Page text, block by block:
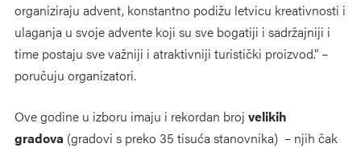
organiziraju advent, konstantno podižu letvicu kreativnosti i
ulaganja u svoje advente koji su sve bogatiji i sadržajniji i
time postaju sve važniji i atraktivniji turistički proizvod.” –
poručuju organizatori.
Ove godine u izboru imaju i rekordan broj velikih
gradova (gradovi s preko 35 tisuća stanovnika) – njih čak